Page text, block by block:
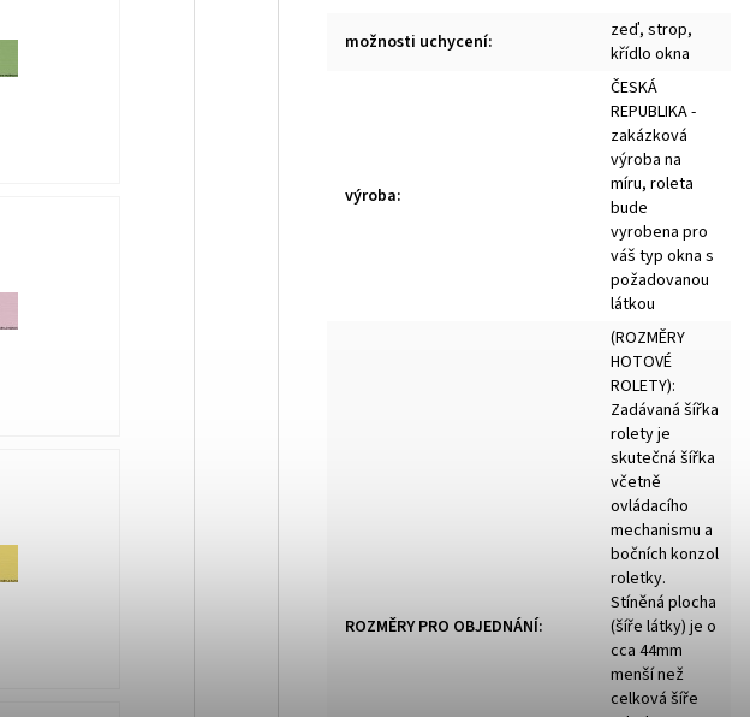
možnosti uchycení:
zeď, strop,
křídlo okna
výroba:
ČESKÁ
REPUBLIKA -
zakázková
výroba na
míru, roleta
bude
vyrobena pro
váš typ okna s
požadovanou
látkou
ROZMĚRY PRO OBJEDNÁNÍ:
(ROZMĚRY
HOTOVÉ
ROLETY):
Zadávaná šířka
rolety je
skutečná šířka
včetně
ovládacího
mechanismu a
bočních konzol
roletky.
Stíněná plocha
(šíře látky) je o
cca 44mm
menší než
celková šíře